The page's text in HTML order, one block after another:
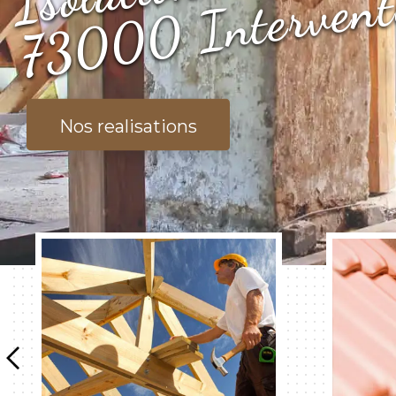
Nos realisations